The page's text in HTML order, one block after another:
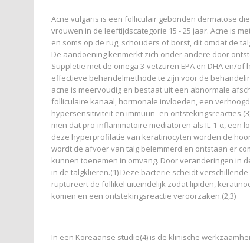
Acne vulgaris is een folliculair gebonden dermatose
vrouwen in de leeftijdscategorie 15 - 25 jaar. Acne is
en soms op de rug, schouders of borst, dit omdat de
De aandoening kenmerkt zich onder andere door
Suppletie met de omega 3-vetzuren EPA en DHA en/of
effectieve behandelmethode te zijn voor de
acne is meervoudig en bestaat uit een abnormale
folliculaire kanaal, hormonale invloeden, een
hypersensitiviteit en immuun- en
men dat pro-inflammatoire mediatoren als IL-1-α, een
deze hyperprofilatie van keratinocyten worden de
wordt de afvoer van talg belemmerd en ontstaan er
kunnen toenemen in omvang. Door veranderingen in
in de talgklieren.(1) Deze bacterie scheidt
ruptureert de follikel uiteindelijk zodat lipiden,
komen en een ontstekingsreactie veroorzaken.(2,3)
In een Koreaanse studie(4) is de klinische